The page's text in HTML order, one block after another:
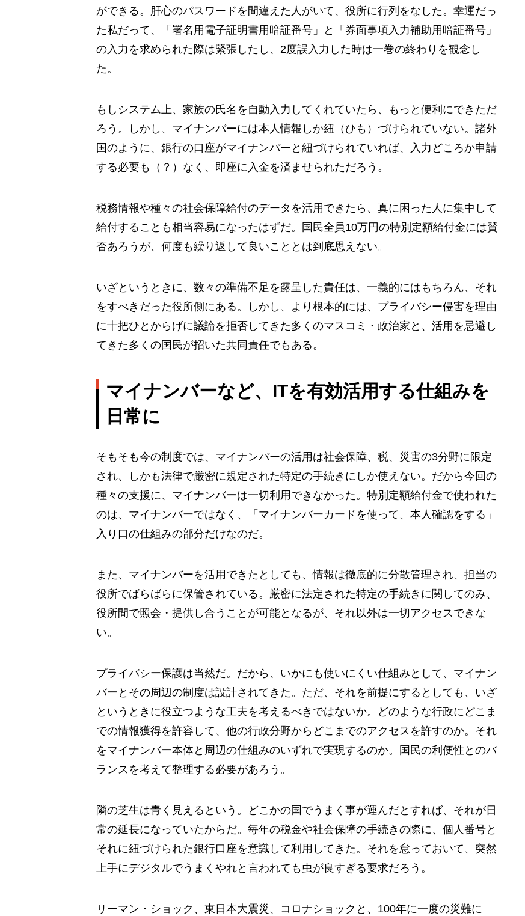
ができる。肝心のパスワードを間違えた人がいて、役所に行列をなした。幸運だっ
た私だって、「署名用電子証明書用暗証番号」と「券面事項入力補助用暗証番号」
の入力を求められた際は緊張したし、2度誤入力した時は一巻の終わりを観念し
た。
もしシステム上、家族の氏名を自動入力してくれていたら、もっと便利にできただ
ろう。しかし、マイナンバーには本人情報しか紐（ひも）づけられていない。諸外
国のように、銀行の口座がマイナンバーと紐づけられていれば、入力どころか申請
する必要も（？）なく、即座に入金を済ませられただろう。
税務情報や種々の社会保障給付のデータを活用できたら、真に困った人に集中して
給付することも相当容易になったはずだ。国民全員10万円の特別定額給付金には賛
否あろうが、何度も繰り返して良いこととは到底思えない。
いざというときに、数々の準備不足を露呈した責任は、一義的にはもちろん、それ
をすべきだった役所側にある。しかし、より根本的には、プライバシー侵害を理由
に十把ひとからげに議論を拒否してきた多くのマスコミ・政治家と、活用を忌避し
てきた多くの国民が招いた共同責任でもある。
マイナンバーなど、ITを有効活用する仕組みを
日常に
そもそも今の制度では、マイナンバーの活用は社会保障、税、災害の3分野に限定
され、しかも法律で厳密に規定された特定の手続きにしか使えない。だから今回の
種々の支援に、マイナンバーは一切利用できなかった。特別定額給付金で使われた
のは、マイナンバーではなく、「マイナンバーカードを使って、本人確認をする」
入り口の仕組みの部分だけなのだ。
また、マイナンバーを活用できたとしても、情報は徹底的に分散管理され、担当の
役所でばらばらに保管されている。厳密に法定された特定の手続きに関してのみ、
役所間で照会・提供し合うことが可能となるが、それ以外は一切アクセスできな
い。
プライバシー保護は当然だ。だから、いかにも使いにくい仕組みとして、マイナン
バーとその周辺の制度は設計されてきた。ただ、それを前提にするとしても、いざ
というときに役立つような工夫を考えるべきではないか。どのような行政にどこま
での情報獲得を許容して、他の行政分野からどこまでのアクセスを許すのか。それ
をマイナンバー本体と周辺の仕組みのいずれで実現するのか。国民の利便性とのバ
ランスを考えて整理する必要があろう。
隣の芝生は青く見えるという。どこかの国でうまく事が運んだとすれば、それが日
常の延長になっていたからだ。毎年の税金や社会保障の手続きの際に、個人番号と
それに紐づけられた銀行口座を意識して利用してきた。それを怠っておいて、突然
上手にデジタルでうまくやれと言われても虫が良すぎる要求だろう。
リーマン・ショック、東日本大震災、コロナショックと、100年に一度の災難に